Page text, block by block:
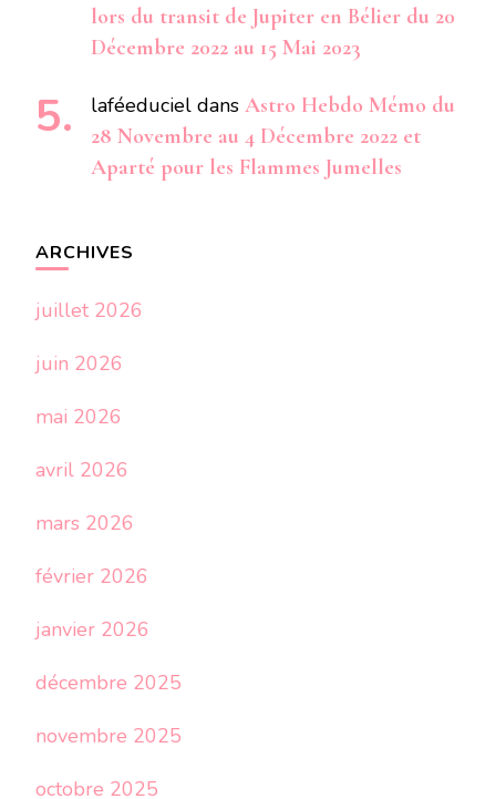
lors du transit de Jupiter en Bélier du 20
Décembre 2022 au 15 Mai 2023
laféeduciel dans Astro Hebdo Mémo du
28 Novembre au 4 Décembre 2022 et
Aparté pour les Flammes Jumelles
ARCHIVES
juillet 2026
juin 2026
mai 2026
avril 2026
mars 2026
février 2026
janvier 2026
décembre 2025
novembre 2025
octobre 2025